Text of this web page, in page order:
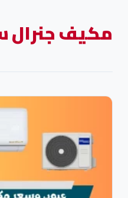
مكيف جنرال